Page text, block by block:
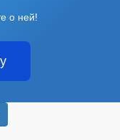
о ней!